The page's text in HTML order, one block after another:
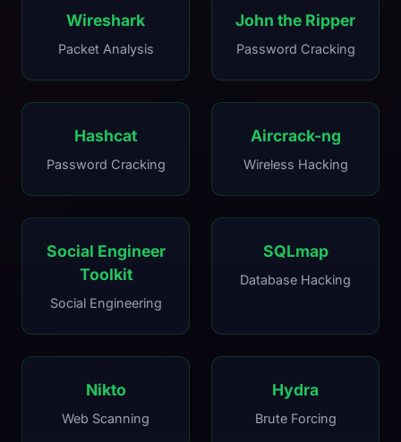
Wireshark
Packet Analysis
John the Ripper
Password Cracking
Hashcat
Password Cracking
Aircrack-ng
Wireless Hacking
Social Engineer
Toolkit
Social Engineering
SQLmap
Database Hacking
Nikto
Web Scanning
Hydra
Brute Forcing